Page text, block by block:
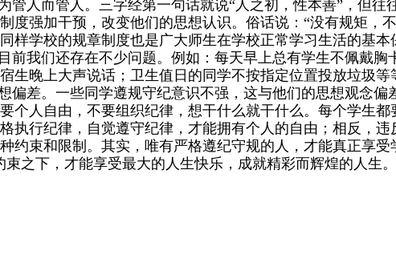
管人而管人。三字经第一句话就说“人之初，性本善”，但
度强加干预，改变他们的思想认识。俗话说：“没有规矩，
样学校的规章制度也是广大师生在学校正常学习生活的基本
前我们还存在不少问题。例如：每天早上总有学生不佩戴
生晚上大声说话；卫生值日的同学不按指定位置投放垃圾等
偏差。一些同学遵规守纪意识不强，这与他们的思想观念
个人自由，不要组织纪律，想干什么就干什么。每个学生
执行纪律，自觉遵守纪律，才能拥有个人的自由；相反，
约束和限制。其实，唯有严格遵纪守规的人，才能真正享
束之下，才能享受最大的人生快乐，成就精彩而辉煌的人生